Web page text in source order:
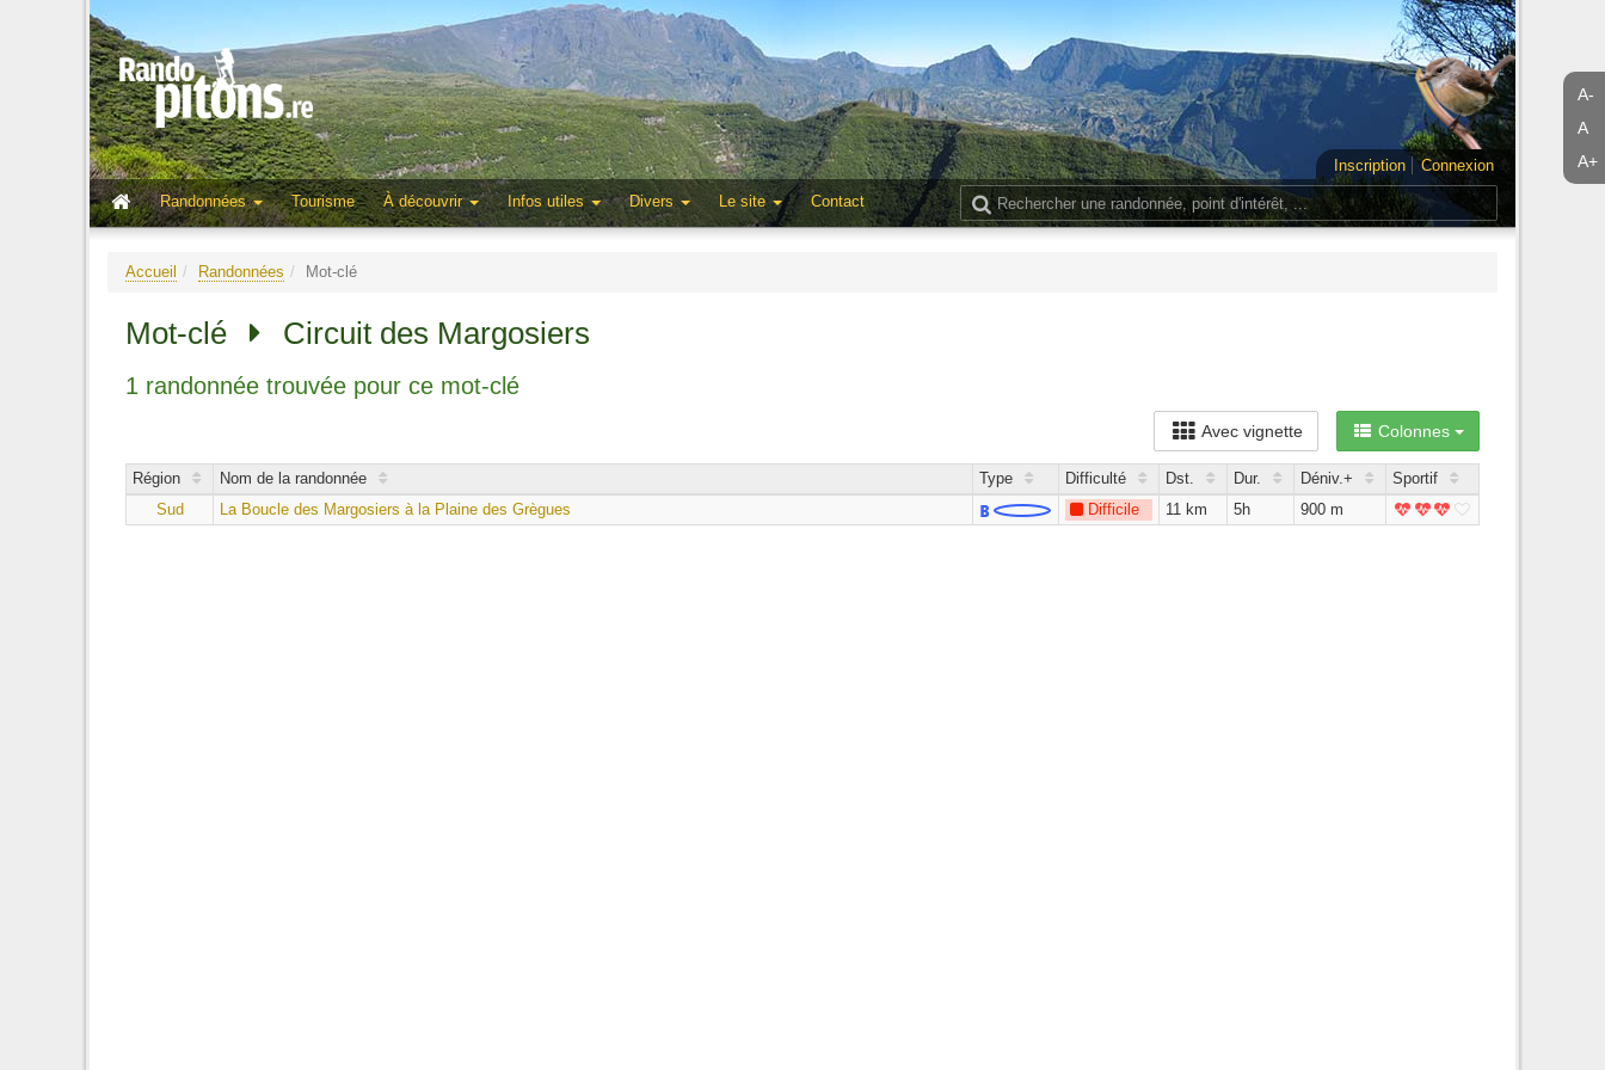
A-
A
A+
Inscription
Connexion
Randonnées
Tourisme À découvrir Infos utiles Divers Le site Contact
Accueil Randonnées Mot-clé
Mot-clé Circuit des Margosiers
1 randonnée trouvée pour ce mot-clé
Colonnes
Avec vignette
Région Nom de la randonnée Type Difficulté Dst. Dur. Déniv.+
Sportif
Sud
La Boucle des Margosiers à la Plaine des Grègues Difficile 11 km 5h 900 m